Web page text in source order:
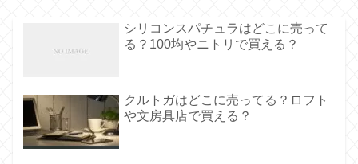
シリコンスパチュラはどこに売って
る？100均やニトリで買える？
クルトガはどこに売ってる？ロフト
や文房具店で買える？